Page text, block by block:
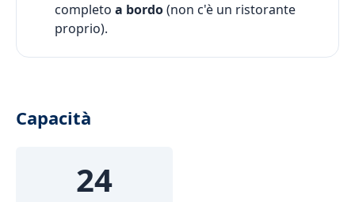
completo a bordo(non c'è un ristorante
proprio).
Capacità
24